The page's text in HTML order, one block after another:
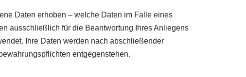
Daten erhoben – welche Daten im Falle eines
ausschließlich für die Beantwortung Ihres Anliegens
Ihre Daten werden nach abschließender
entgegenstehen.